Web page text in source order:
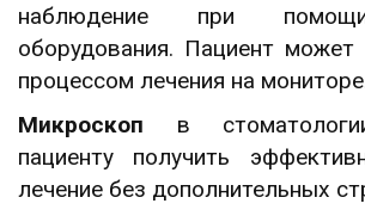
наблюдение при
оборудования. Пациент
процессом лечения на
Микроскоп в
пациенту получить
лечение без дополнительных